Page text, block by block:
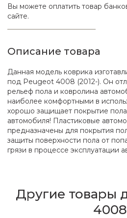
Вы можете оплатить товар
сайте.
Описание товара
Данная модель коврика
под Peugeot 4008 (2012-). Он
рельеф пола и ковролина
наиболее комфортными в
хорошо защищает покрытие
автомобиля! Пластиковые
предназначены для покрытия
защиты поверхности пола от
грязи в процессе эксплуатации
Другие товары
4008